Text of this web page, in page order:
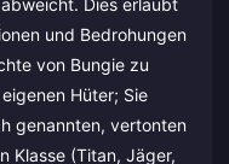
und Bedrohungen
von Bungie zu
Hüter; Sie
genannten, vertonten
Klasse (Titan, Jäger,